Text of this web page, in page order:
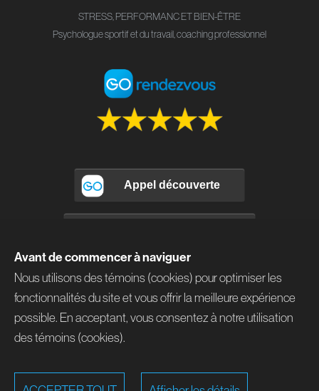
Avant de commencer à naviguer
Nous utilisons des témoins (cookies) pour optimiser les
fonctionnalités du site et vous offrir la meilleure expérience
possible. En acceptant, vous consentez à notre utilisation
des témoins (cookies).
STRESS, PERFORMANC ET BIEN-ÊTRE
Psychologue sportif et du travail, coaching professionnel